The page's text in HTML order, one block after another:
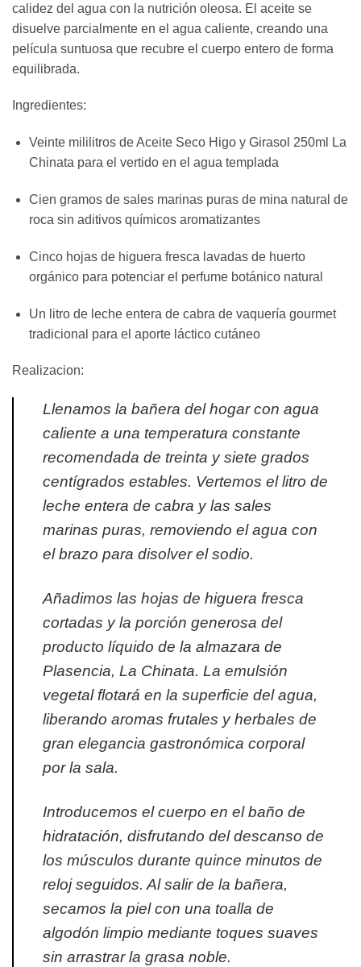
calidez del agua con la nutrición oleosa. El aceite se
disuelve parcialmente en el agua caliente, creando una
película suntuosa que recubre el cuerpo entero de forma
equilibrada.
Ingredientes:
Veinte mililitros de Aceite Seco Higo y Girasol 250ml La
Chinata para el vertido en el agua templada
Cien gramos de sales marinas puras de mina natural de
roca sin aditivos químicos aromatizantes
Cinco hojas de higuera fresca lavadas de huerto
orgánico para potenciar el perfume botánico natural
Un litro de leche entera de cabra de vaquería gourmet
tradicional para el aporte láctico cutáneo
Realizacion:
Llenamos la bañera del hogar con agua
caliente a una temperatura constante
recomendada de treinta y siete grados
centígrados estables. Vertemos el litro de
leche entera de cabra y las sales
marinas puras, removiendo el agua con
el brazo para disolver el sodio.
Añadimos las hojas de higuera fresca
cortadas y la porción generosa del
producto líquido de la almazara de
Plasencia, La Chinata. La emulsión
vegetal flotará en la superficie del agua,
liberando aromas frutales y herbales de
gran elegancia gastronómica corporal
por la sala.
Introducemos el cuerpo en el baño de
hidratación, disfrutando del descanso de
los músculos durante quince minutos de
reloj seguidos. Al salir de la bañera,
secamos la piel con una toalla de
algodón limpio mediante toques suaves
sin arrastrar la grasa noble.